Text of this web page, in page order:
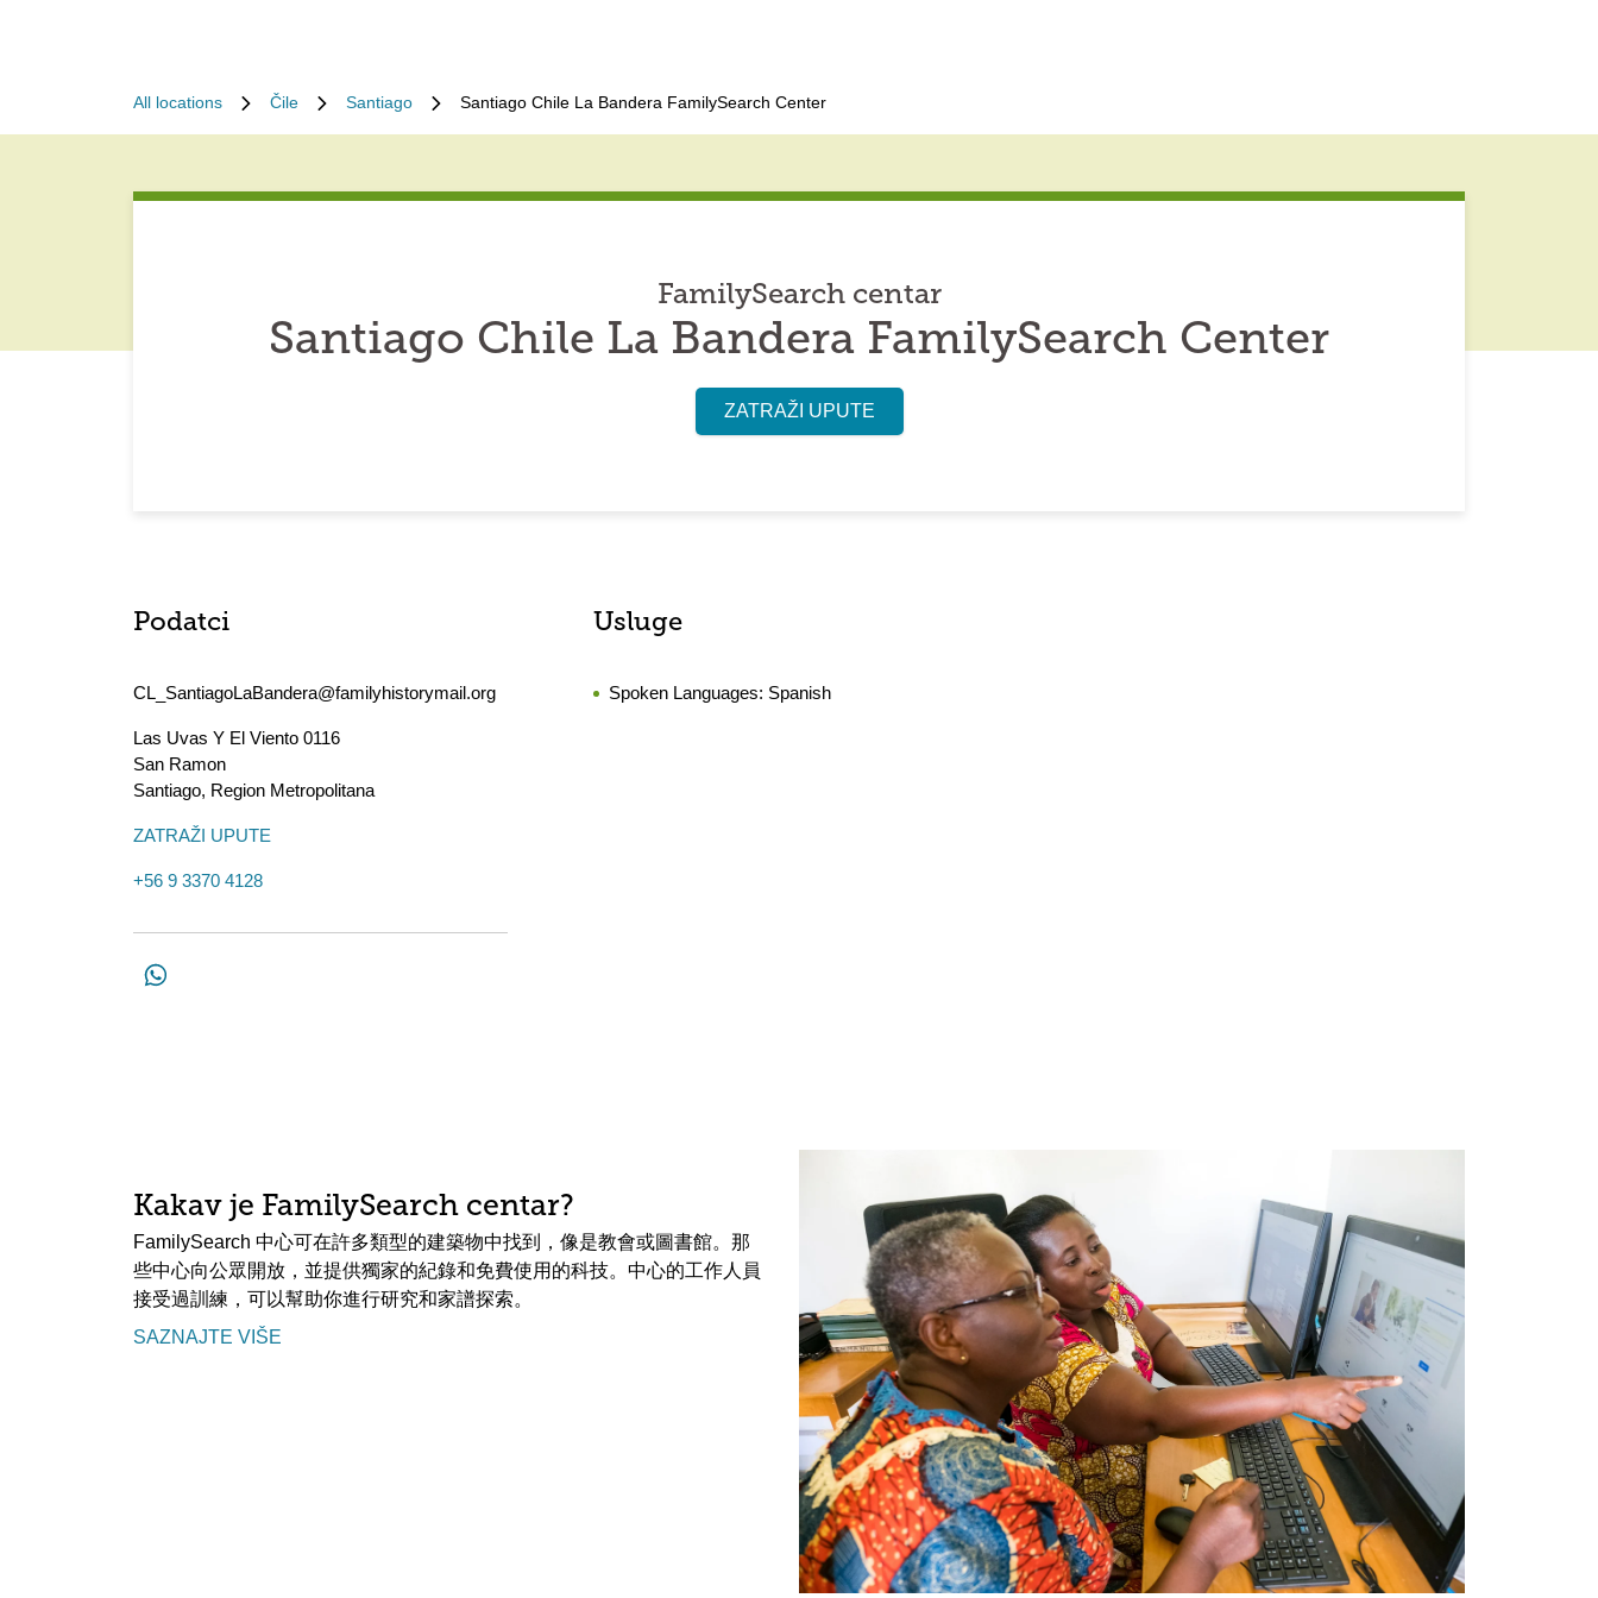
All locations Čile Santiago Santiago Chile La Bandera FamilySearch Center
FamilySearch centar
Santiago Chile La Bandera FamilySearch Center
ZATRAŽI UPUTE
Podatci
CL_SantiagoLaBandera@familyhistorymail.org
Las Uvas Y El Viento 0116
San Ramon
Santiago, Region Metropolitana
ZATRAŽI UPUTE
+56 9 3370 4128
Usluge
Spoken Languages: Spanish
Kakav je FamilySearch centar?
FamilySearch 中心可在許多類型的建築物中找到，像是教會或圖書館。那
些中心向公眾開放，並提供獨家的紀錄和免費使用的科技。中心的工作人員
接受過訓練，可以幫助你進行研究和家譜探索。
SAZNAJTE VIŠE